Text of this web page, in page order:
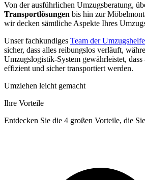
Von der ausführlichen Umzugsberatung,
Transportlösungen bis hin zur
wir decken sämtliche Aspekte Ihres
Unser fachkundiges Team der
sicher, dass alles reibungslos verläuft,
Umzugslogistik-System gewährleistet,
effizient und sicher transportiert werden.
Umziehen leicht gemacht
Ihre Vorteile
Entdecken Sie die 4 großen Vorteile, die